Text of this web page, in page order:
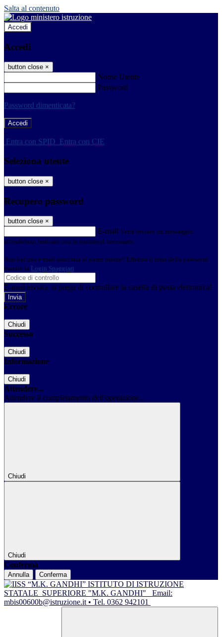
Salta al contenuto
Accedi
Accedi
button close ×
Nome Utente
Password
Password dimenticata?
-
Entra con SPID Entra con CIE
Seleziona utente
button close ×
Recupero password
button close ×
E-mail Verrà inviato un messaggio
all'indirizzo indicato con le istruzioni necessarie.
Non hai una e-mail associata al nome utente? Effettua il reset della password
tramite la Login Spaggiari
E-mail inviata, si prega di controllare la casella di posta elettronica!
Errore
Chiudi
Successo
Chiudi
Informazione
Chiudi
Attendere...
Attendere il completamento dell'operazione...
Chiudi
Chiudi
Conferma
Annulla Conferma
ISTITUTO DI ISTRUZIONE
STATALE SUPERIORE "M.K. GANDHI"
Email:
mbis00600b@istruzione.it • Tel. 0362 942101